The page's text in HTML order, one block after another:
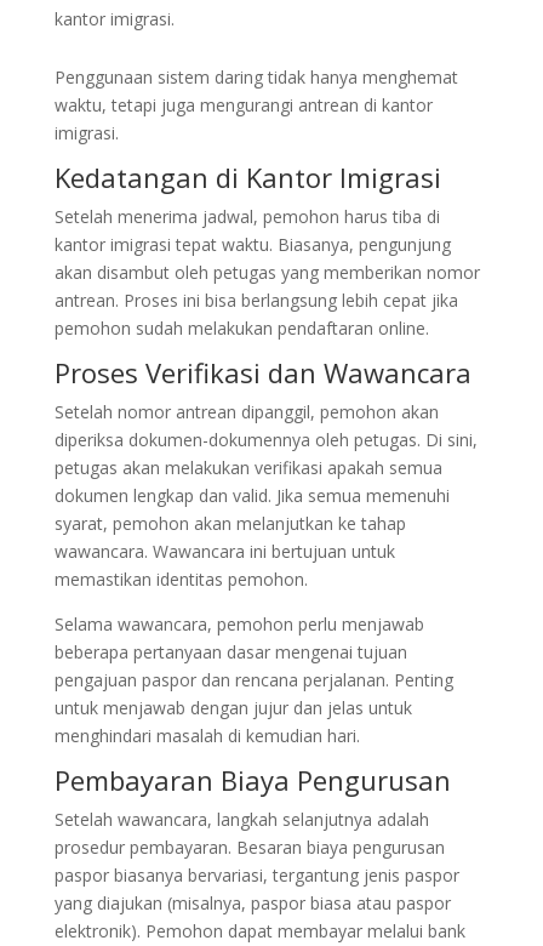
kantor imigrasi.
Penggunaan sistem daring tidak hanya menghemat
waktu, tetapi juga mengurangi antrean di kantor
imigrasi.
Kedatangan di Kantor Imigrasi
Setelah menerima jadwal, pemohon harus tiba di
kantor imigrasi tepat waktu. Biasanya, pengunjung
akan disambut oleh petugas yang memberikan nomor
antrean. Proses ini bisa berlangsung lebih cepat jika
pemohon sudah melakukan pendaftaran online.
Proses Verifikasi dan Wawancara
Setelah nomor antrean dipanggil, pemohon akan
diperiksa dokumen-dokumennya oleh petugas. Di sini,
petugas akan melakukan verifikasi apakah semua
dokumen lengkap dan valid. Jika semua memenuhi
syarat, pemohon akan melanjutkan ke tahap
wawancara. Wawancara ini bertujuan untuk
memastikan identitas pemohon.
Selama wawancara, pemohon perlu menjawab
beberapa pertanyaan dasar mengenai tujuan
pengajuan paspor dan rencana perjalanan. Penting
untuk menjawab dengan jujur dan jelas untuk
menghindari masalah di kemudian hari.
Pembayaran Biaya Pengurusan
Setelah wawancara, langkah selanjutnya adalah
prosedur pembayaran. Besaran biaya pengurusan
paspor biasanya bervariasi, tergantung jenis paspor
yang diajukan (misalnya, paspor biasa atau paspor
elektronik). Pemohon dapat membayar melalui bank